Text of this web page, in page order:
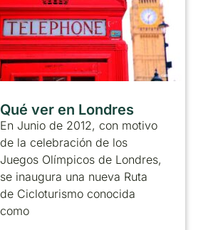
Qué ver en Londres
En Junio de 2012, con motivo
de la celebración de los
Juegos Olímpicos de Londres,
se inaugura una nueva Ruta
de Cicloturismo conocida
como